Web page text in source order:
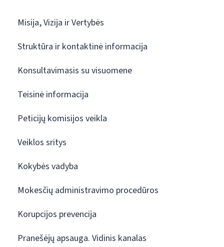
Misija, Vizija ir Vertybės
Struktūra ir kontaktinė informacija
Konsultavimasis su visuomene
Teisinė informacija
Peticijų komisijos veikla
Veiklos sritys
Kokybės vadyba
Mokesčių administravimo procedūros
Korupcijos prevencija
Pranešėjų apsauga. Vidinis kanalas